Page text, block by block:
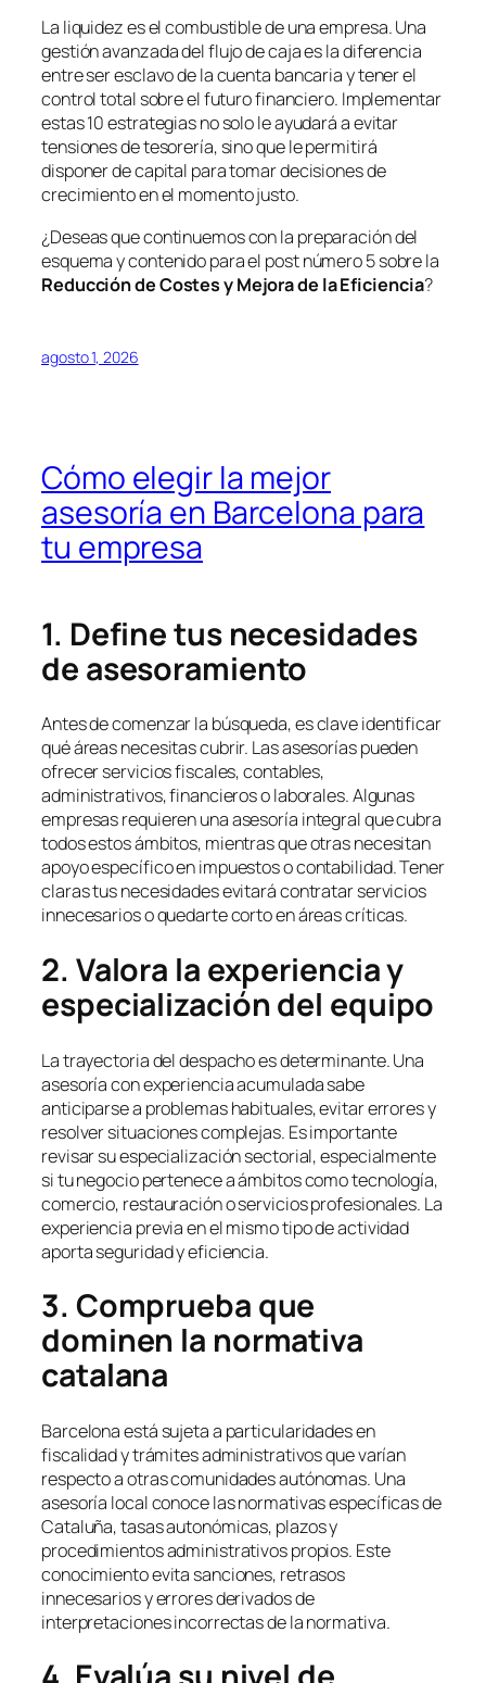
La liquidez es el combustible de una empresa. Una
gestión avanzada del flujo de caja es la diferencia
entre ser esclavo de la cuenta bancaria y tener el
control total sobre el futuro financiero. Implementar
estas 10 estrategias no solo le ayudará a evitar
tensiones de tesorería, sino que le permitirá
disponer de capital para tomar decisiones de
crecimiento en el momento justo.
¿Deseas que continuemos con la preparación del
esquema y contenido para el post número 5 sobre la
Reducción de Costes y Mejora de la Eficiencia?
agosto 1, 2026
Cómo elegir la mejor
asesoría en Barcelona para
tu empresa
1. Define tus necesidades
de asesoramiento
Antes de comenzar la búsqueda, es clave identificar
qué áreas necesitas cubrir. Las asesorías pueden
ofrecer servicios fiscales, contables,
administrativos, financieros o laborales. Algunas
empresas requieren una asesoría integral que cubra
todos estos ámbitos, mientras que otras necesitan
apoyo específico en impuestos o contabilidad. Tener
claras tus necesidades evitará contratar servicios
innecesarios o quedarte corto en áreas críticas.
2. Valora la experiencia y
especialización del equipo
La trayectoria del despacho es determinante. Una
asesoría con experiencia acumulada sabe
anticiparse a problemas habituales, evitar errores y
resolver situaciones complejas. Es importante
revisar su especialización sectorial, especialmente
si tu negocio pertenece a ámbitos como tecnología,
comercio, restauración o servicios profesionales. La
experiencia previa en el mismo tipo de actividad
aporta seguridad y eficiencia.
3. Comprueba que
dominen la normativa
catalana
Barcelona está sujeta a particularidades en
fiscalidad y trámites administrativos que varían
respecto a otras comunidades autónomas. Una
asesoría local conoce las normativas específicas de
Cataluña, tasas autonómicas, plazos y
procedimientos administrativos propios. Este
conocimiento evita sanciones, retrasos
innecesarios y errores derivados de
interpretaciones incorrectas de la normativa.